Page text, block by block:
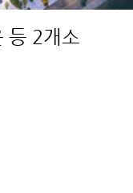
등 2개소